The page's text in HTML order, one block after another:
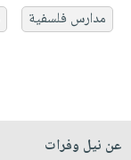
مدارس فلسفية
عن نيل وفرات